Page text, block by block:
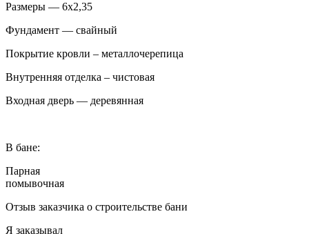
Размеры — 6х2,35
Фундамент — свайный
Покрытие кровли – металлочерепица
Внутренняя отделка – чистовая
Входная дверь — деревянная
В бане:
Парная
помывочная
Отзыв заказчика о строительстве бани
Я заказывал